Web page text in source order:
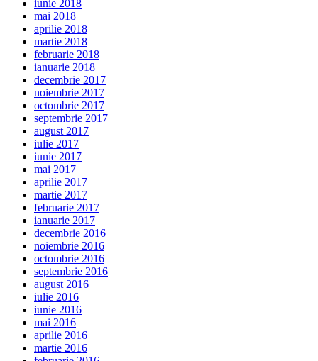
iunie 2018
mai 2018
aprilie 2018
martie 2018
februarie 2018
ianuarie 2018
decembrie 2017
noiembrie 2017
octombrie 2017
septembrie 2017
august 2017
iulie 2017
iunie 2017
mai 2017
aprilie 2017
martie 2017
februarie 2017
ianuarie 2017
decembrie 2016
noiembrie 2016
octombrie 2016
septembrie 2016
august 2016
iulie 2016
iunie 2016
mai 2016
aprilie 2016
martie 2016